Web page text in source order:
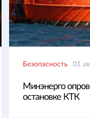
Безопасность 01
Минэнерго
остановке КТК